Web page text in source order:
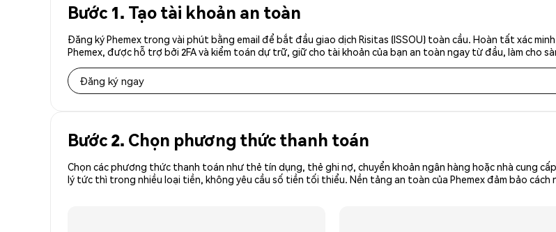
Bước 1. Tạo tài khoản an toàn
Đăng ký Phemex trong vài phút bằng email để bắt đầu giao dịch Risitas (ISSOU) toàn cầu. Hoàn tất xác
Phemex, được hỗ trợ bởi 2FA và kiểm toán dự trữ, giữ cho tài khoản của bạn an toàn ngay từ đầu, làm cho
Đăng ký ngay
Bước 2. Chọn phương thức thanh toán
Chọn các phương thức thanh toán như thẻ tín dụng, thẻ ghi nợ, chuyển khoản ngân hàng hoặc nhà cung
lý tức thì trong nhiều loại tiền, không yêu cầu số tiền tối thiểu. Nền tảng an toàn của Phemex đảm bảo cách